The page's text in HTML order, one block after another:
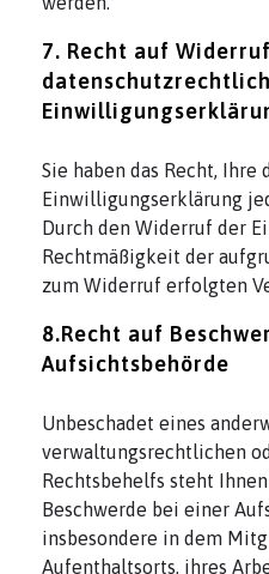
7. Recht auf
Sie haben das Recht,
Einwilligungserklärung
Durch den Widerruf der
Rechtmäßigkeit der
zum Widerruf erfolgten
8.Recht auf
Aufsichtsbehörde
Unbeschadet eines
verwaltungsrechtlichen
Rechtsbehelfs steht
Beschwerde bei einer
insbesondere in dem
Aufenthaltsorts, ihres